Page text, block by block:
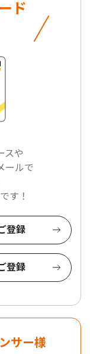
ド
スや
ールで
す！
登録
登録
サー様